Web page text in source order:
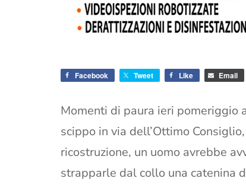
Facebook Tweet Like Email
Momenti di paura ieri pomeriggio
scippo in via dell’Ottimo
ricostruzione, un uomo avrebbe
strapparle dal collo una catenina